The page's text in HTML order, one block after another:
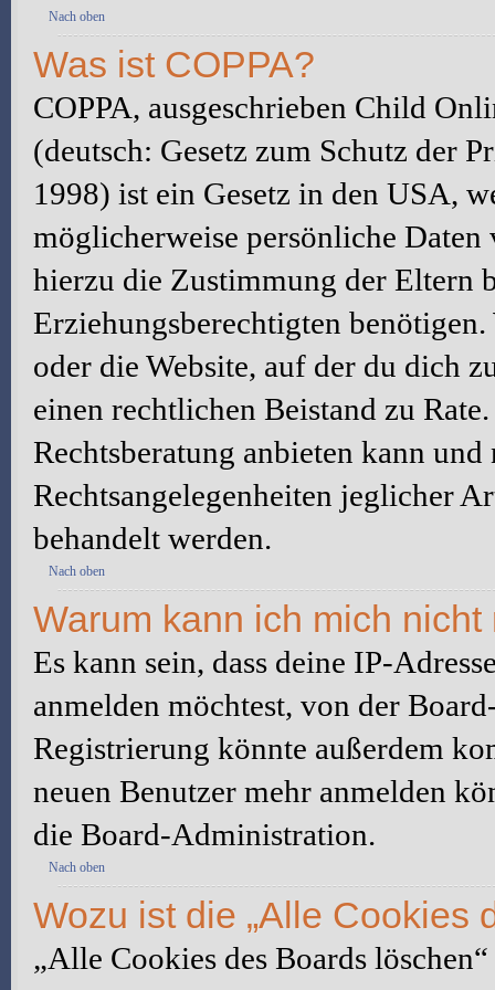
Nach oben
Was ist COPPA?
COPPA, ausgeschrieben Child
(deutsch: Gesetz zum Schutz der
1998) ist ein Gesetz in den USA,
möglicherweise persönliche
hierzu die Zustimmung der Eltern
Erziehungsberechtigten
oder die Website, auf der du dich
einen rechtlichen Beistand zu
Rechtsberatung anbieten kann
Rechtsangelegenheiten jeglicher
behandelt werden.
Nach oben
Warum kann ich mich nicht
Es kann sein, dass deine IP-
anmelden möchtest, von der
Registrierung könnte außerdem
neuen Benutzer mehr anmelden
die Board-Administration.
Nach oben
Wozu ist die „Alle Cookies
„Alle Cookies des Boards